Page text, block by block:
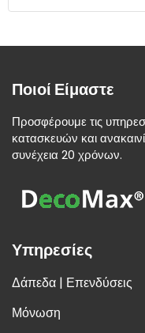
Ποιοί Είμαστε
Προσφέρουμε τις
κατασκευών και
συνέχεια 20 χρόνων.
Υπηρεσίες
Δάπεδα | Επενδύσεις
Μόνωση